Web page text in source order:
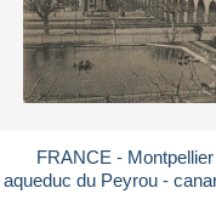
FRANCE -
aqueduc du Peyrou -